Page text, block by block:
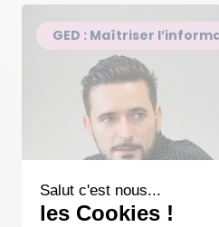
Salut c'est nous...
les Cookies !
GED : Maîtriser